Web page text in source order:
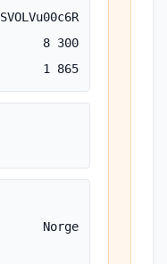
SVOLVu00c6R
8 300
1 865
Norge